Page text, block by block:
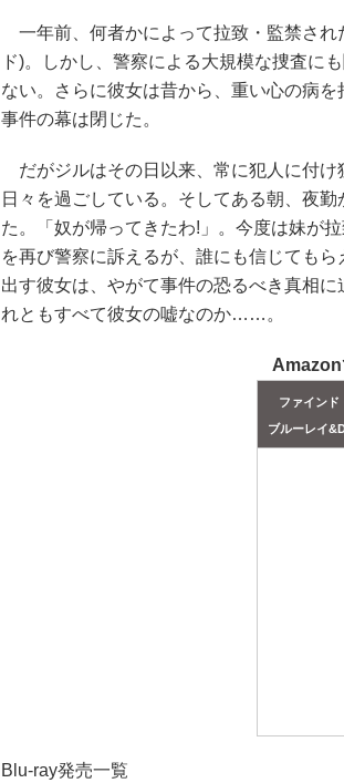
一年前、何者かによって拉致・監禁され
ド)。しかし、警察による大規模な捜査に
ない。さらに彼女は昔から、重い心の病を
事件の幕は閉じた。
だがジルはその日以来、常に犯人に付け
日々を過ごしている。そしてある朝、夜
た。「奴が帰ってきたわ!」。今度は妹が
を再び警察に訴えるが、誰にも信じても
出す彼女は、やがて事件の恐るべき真相
れともすべて彼女の嘘なのか……。
Amazon
ファインド
ブルーレイ
Blu-ray発売一覧